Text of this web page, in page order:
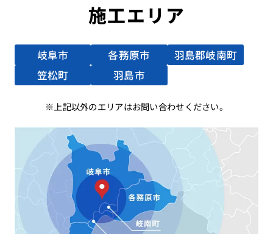
施工エリア
岐阜市 各務原市
羽島郡岐南町
笠松町
羽島市
上記以外のエリアはお問い合わせください。